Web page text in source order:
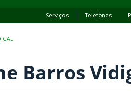
Serviços Telefones
Barros